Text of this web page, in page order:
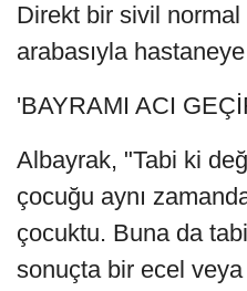
Direkt bir sivil normal
arabasıyla
'BAYRAMI ACI
Albayrak, "Tabi ki
çocuğu aynı
çocuktu. Buna da
sonuçta bir ecel